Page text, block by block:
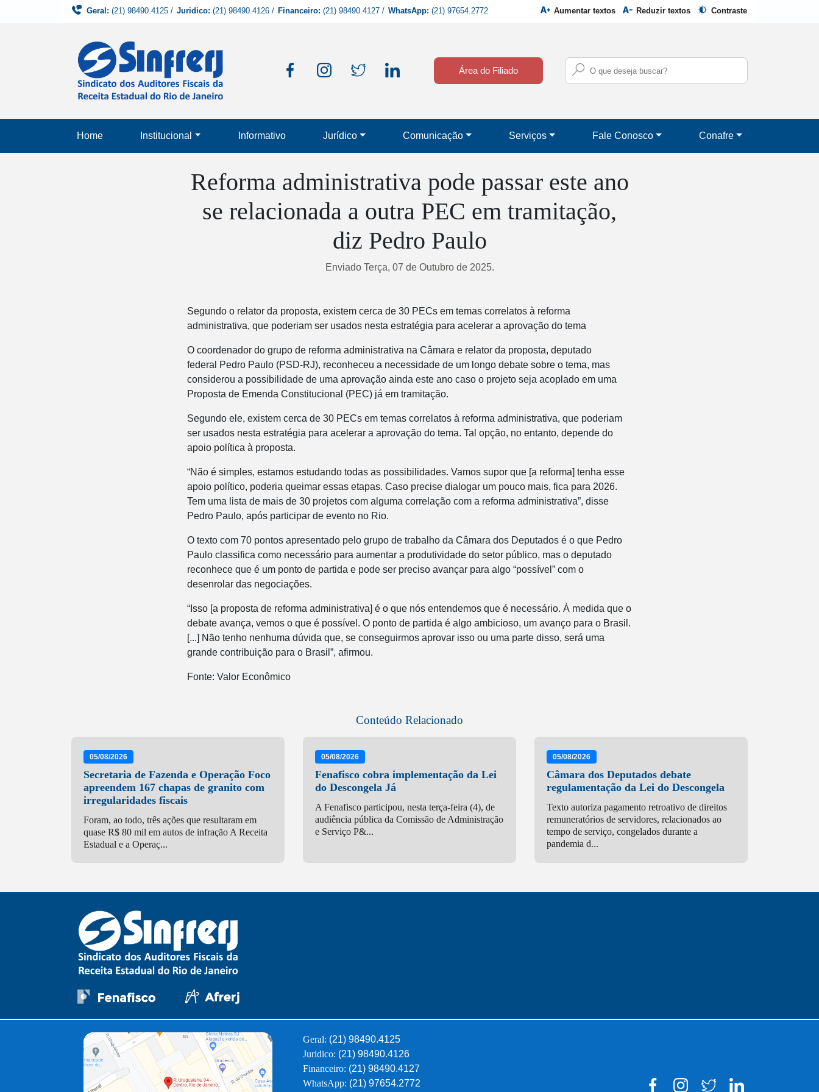
Geral: (21) 98490.4125 / Juridico: (21) 98490.4126 / Financeiro: (21) 98490.4127 / WhatsApp: (21) 97654.2772 Aumentar textos Reduzir textos Contraste
Área do Filiado
Home Institucional Informativo Jurídico Comunicação Serviços Fale Conosco Conafre
Reforma administrativa pode passar este ano
se relacionada a outra PEC em tramitação,
diz Pedro Paulo
Enviado Terça, 07 de Outubro de 2025.
Segundo o relator da proposta, existem cerca de 30 PECs em temas correlatos à reforma
administrativa, que poderiam ser usados nesta estratégia para acelerar a aprovação do tema
O coordenador do grupo de reforma administrativa na Câmara e relator da proposta, deputado
federal Pedro Paulo (PSD-RJ), reconheceu a necessidade de um longo debate sobre o tema, mas
considerou a possibilidade de uma aprovação ainda este ano caso o projeto seja acoplado em uma
Proposta de Emenda Constitucional (PEC) já em tramitação.
Segundo ele, existem cerca de 30 PECs em temas correlatos à reforma administrativa, que poderiam
ser usados nesta estratégia para acelerar a aprovação do tema. Tal opção, no entanto, depende do
apoio política à proposta.
“Não é simples, estamos estudando todas as possibilidades. Vamos supor que [a reforma] tenha esse
apoio político, poderia queimar essas etapas. Caso precise dialogar um pouco mais, fica para 2026.
Tem uma lista de mais de 30 projetos com alguma correlação com a reforma administrativa”, disse
Pedro Paulo, após participar de evento no Rio.
O texto com 70 pontos apresentado pelo grupo de trabalho da Câmara dos Deputados é o que Pedro
Paulo classifica como necessário para aumentar a produtividade do setor público, mas o deputado
reconhece que é um ponto de partida e pode ser preciso avançar para algo “possível” com o
desenrolar das negociações.
“Isso [a proposta de reforma administrativa] é o que nós entendemos que é necessário. À medida que o
debate avança, vemos o que é possível. O ponto de partida é algo ambicioso, um avanço para o Brasil.
[...] Não tenho nenhuma dúvida que, se conseguirmos aprovar isso ou uma parte disso, será uma
grande contribuição para o Brasil”, afirmou.
Fonte: Valor Econômico
Conteúdo Relacionado
05/08/2026
Secretaria de Fazenda e Operação Foco
apreendem 167 chapas de granito com
irregularidades fiscais
Foram, ao todo, três ações que resultaram em
quase R$ 80 mil em autos de infração A Receita
Estadual e a Operaç...
05/08/2026
Fenafisco cobra implementação da Lei
do Descongela Já
A Fenafisco participou, nesta terça-feira (4), de
audiência pública da Comissão de Administração
e Serviço P&...
05/08/2026
Câmara dos Deputados debate
regulamentação da Lei do Descongela
Texto autoriza pagamento retroativo de direitos
remuneratórios de servidores, relacionados ao
tempo de serviço, congelados durante a
pandemia d...
Geral: (21) 98490.4125
Juridico: (21) 98490.4126
Financeiro: (21) 98490.4127
WhatsApp: (21) 97654.2772